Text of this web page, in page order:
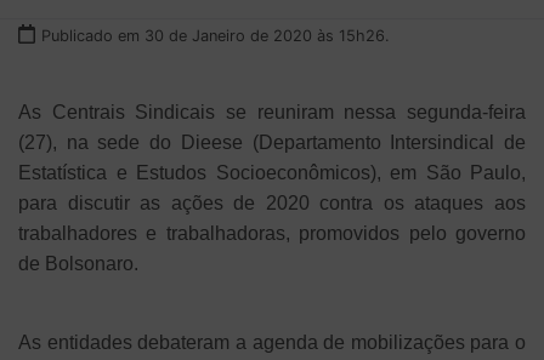
Publicado em 30 de Janeiro de 2020 às 15h26.
As Centrais Sindicais se reuniram nessa segunda-feira
(27), na sede do Dieese (Departamento Intersindical de
Estatística e Estudos Socioeconômicos), em São Paulo,
para discutir as ações de 2020 contra os ataques aos
trabalhadores e trabalhadoras, promovidos pelo governo
de Bolsonaro.
As entidades debateram a agenda de mobilizações para o